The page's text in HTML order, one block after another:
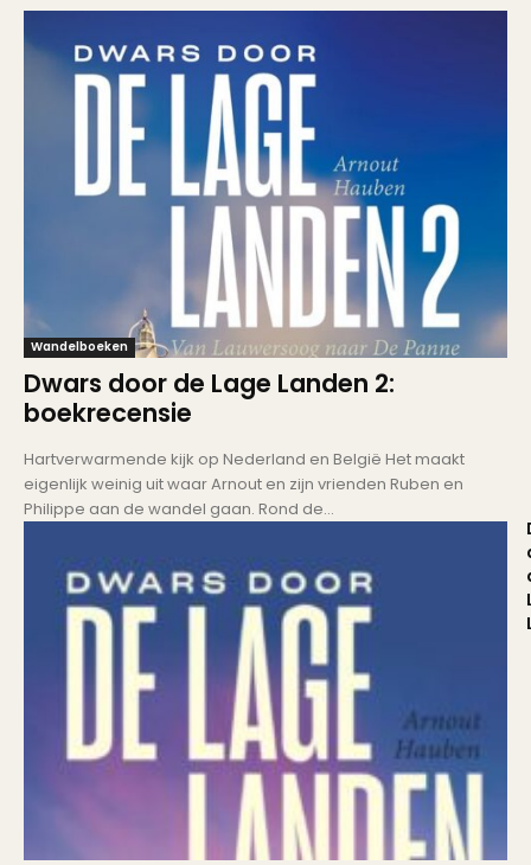
Wandelboeken
Dwars door de Lage Landen 2:
boekrecensie
Hartverwarmende kijk op Nederland en België Het maakt
eigenlijk weinig uit waar Arnout en zijn vrienden Ruben en
Philippe aan de wandel gaan. Rond de...